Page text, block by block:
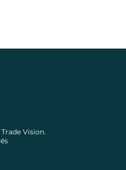
Vision.